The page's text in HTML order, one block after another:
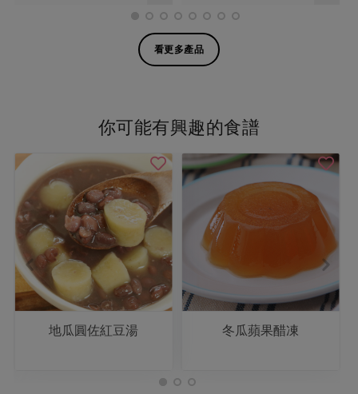
看更多產品
你可能有興趣的食譜
地瓜圓佐紅豆湯 冬瓜蘋果醋凍